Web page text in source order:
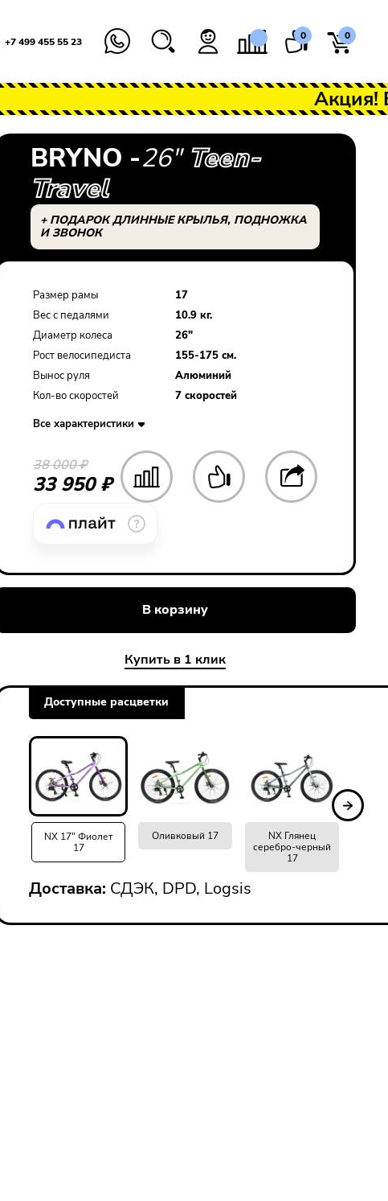
Акция!
+7 499 455 55 23 0 0
BRYNO -26" Teen-
Travel
+ ПОДАРОК ДЛИННЫЕ КРЫЛЬЯ, ПОДНОЖКА
И ЗВОНОК
Размер рамы
17
Вес с педалями
10.9 кг.
Диаметр колеса
26"
Рост велосипедиста
155-175 см.
Вынос руля
Алюминий
Кол-во скоростей
7 скоростей
Все характеристики
38 000 ₽
33 950 ₽
В корзину
Купить в 1 клик
Доступные расцветки
NX 17" Фиолет
17
Оливковый 17
NX Глянец
серебро-черный
17
Доставка: СДЭК, DPD, Logsis
Закрыть